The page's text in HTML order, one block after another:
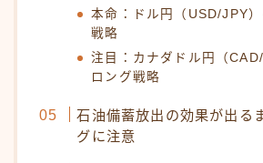
本命：ドル円（USD/JPY
戦略
注目：カナダドル円（
ロング戦略
石油備蓄放出の効果が出る
グに注意